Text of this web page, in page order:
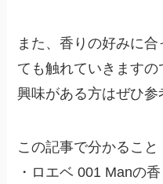
また、香りの好みに
ても触れていきます
興味がある方はぜひ参
この記事で分かること
・ロエベ 001 Manの